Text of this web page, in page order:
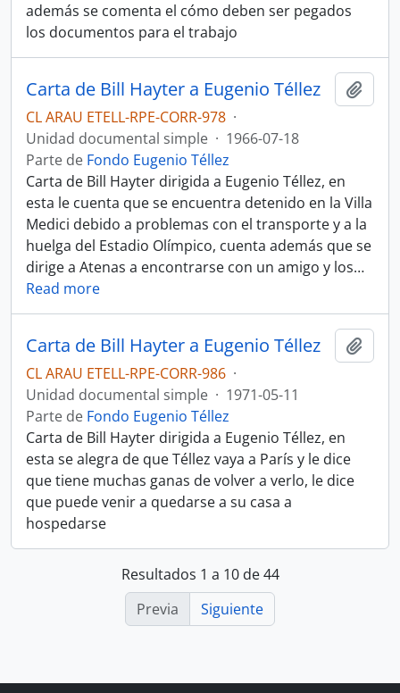
además se comenta el cómo deben ser pegados
los documentos para el trabajo
Carta de Bill Hayter a Eugenio Téllez
CL ARAU ETELL-RPE-CORR-978 ·
Unidad documental simple · 1966-07-18
Parte de Fondo Eugenio Téllez
Carta de Bill Hayter dirigida a Eugenio Téllez, en
esta le cuenta que se encuentra detenido en la Villa
Medici debido a problemas con el transporte y a la
huelga del Estadio Olímpico, cuenta además que se
dirige a Atenas a encontrarse con un amigo y los…
Read more
Carta de Bill Hayter a Eugenio Téllez
CL ARAU ETELL-RPE-CORR-986 ·
Unidad documental simple · 1971-05-11
Parte de Fondo Eugenio Téllez
Carta de Bill Hayter dirigida a Eugenio Téllez, en
esta se alegra de que Téllez vaya a París y le dice
que tiene muchas ganas de volver a verlo, le dice
que puede venir a quedarse a su casa a
hospedarse
Resultados 1 a 10 de 44
Previa
Siguiente